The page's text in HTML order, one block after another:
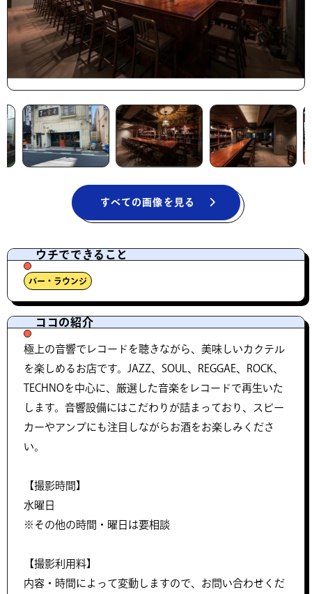
すべての画像を見る
ウチでできること
バー・ラウンジ
ココの紹介
極上の音響でレコードを聴きながら、美味しいカクテル
を楽しめるお店です。JAZZ、SOUL、REGGAE、ROCK、
TECHNOを中心に、厳選した音楽をレコードで再生いた
します。音響設備にはこだわりが詰まっており、スピー
カーやアンプにも注目しながらお酒をお楽しみくださ
い。
【撮影時間】
水曜日
※その他の時間・曜日は要相談
【撮影利用料】
内容・時間によって変動しますので、お問い合わせくだ